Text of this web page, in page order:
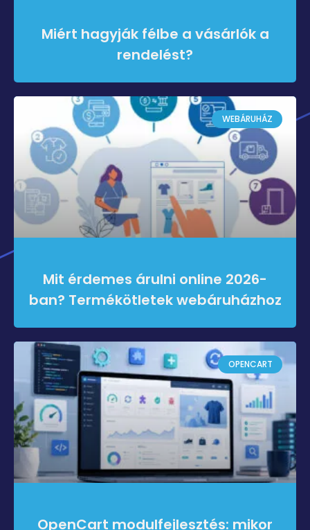
Miért hagyják félbe a vásárlók a
rendelést?
WEBÁRUHÁZ
Mit érdemes árulni online 2026-
ban? Termékötletek webáruházhoz
OPENCART
OpenCart modulfejlesztés: mikor